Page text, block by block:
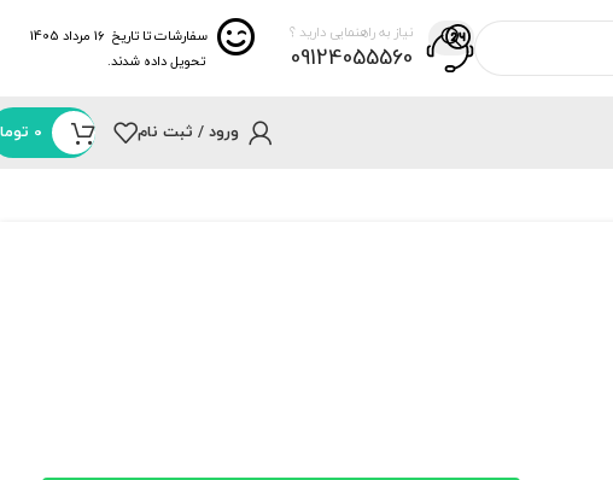
نیاز به راهنمایی دارید ؟
09124055560
سفارشات تا تاریخ 16 مرداد 1405
تحویل داده شدند.
ورود / ثبت نام 0